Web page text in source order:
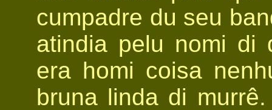
cumpadre du seu
atindia pelu nomi di
era homi coisa
bruna linda di